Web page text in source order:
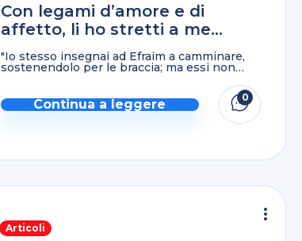
Con legami d’amore e di
affetto, li ho stretti a me…
"Io stesso insegnai ad Efraim a camminare,
sostenendolo per le braccia; ma essi non
d'amore; ...Continua a leggere 0
Articoli